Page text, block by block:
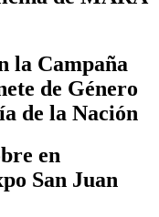
la Campaña
de Género
de la Nación
en
San Juan